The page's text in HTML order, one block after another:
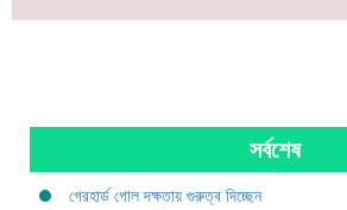
সর্বশেষ
গেরহার্ড গোল দক্ষতায় গুরুত্ব দিচ্ছেন